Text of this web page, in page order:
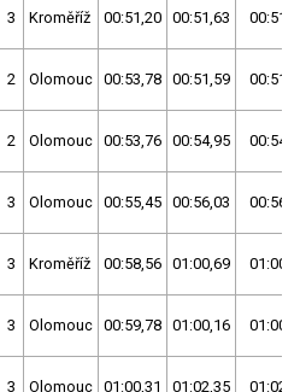
3 Kroměříž 00:51,20 00:51,63
2 Olomouc 00:53,78 00:51,59
2 Olomouc 00:53,76 00:54,95
3 Olomouc 00:55,45 00:56,03
3 Kroměříž 00:58,56 01:00,69
3 Olomouc 00:59,78 01:00,16
3 Olomouc 01:00,31 01:02,35